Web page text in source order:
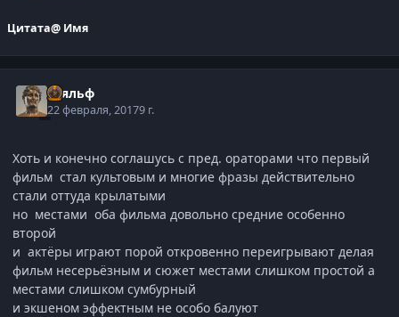
Цитата@ Имя
Тьяльф
22 февраля, 20179 г.
Хоть и конечно соглашусь с пред. ораторами что первый
фильм стал культовым и многие фразы действительно
стали оттуда крылатыми
но местами оба фильма довольно средние особенно
второй
и актёры играют порой откровенно переигрывают делая
фильм несерьёзным и сюжет местами слишком простой а
местами слишком сумбурный
и экшеном эффектным не особо балуют